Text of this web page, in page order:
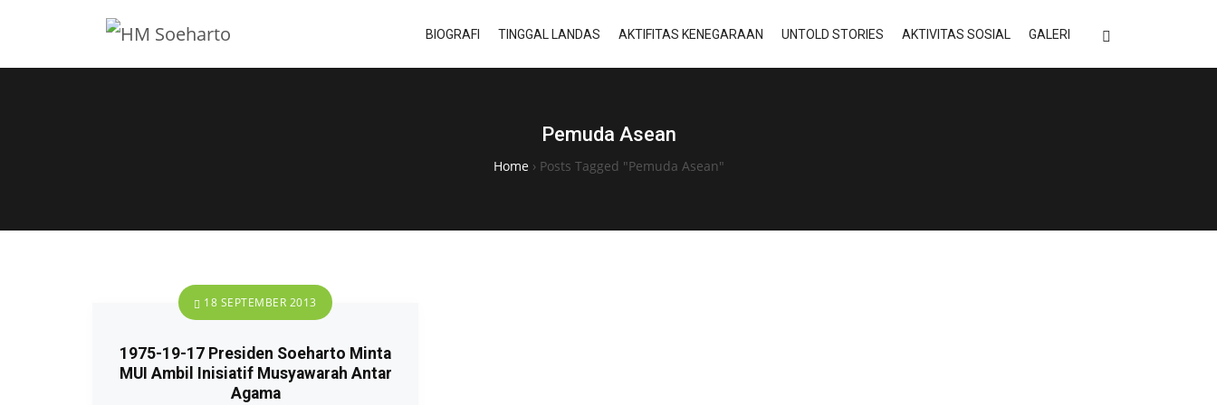
BIOGRAFI TINGGAL LANDAS AKTIFITAS KENEGARAAN UNTOLD STORIES AKTIVITAS SOSIAL GALERI
Pemuda Asean
Home› Posts Tagged "Pemuda Asean"
18 SEPTEMBER 2013
1975-19-17 Presiden Soeharto Minta
MUI Ambil Inisiatif Musyawarah Antar
Agama